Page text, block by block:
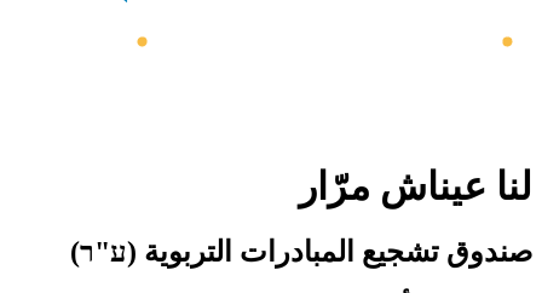
لنا عيناش مرّار
صندوق تشجيع المبادرات التربوية (ע"ר)